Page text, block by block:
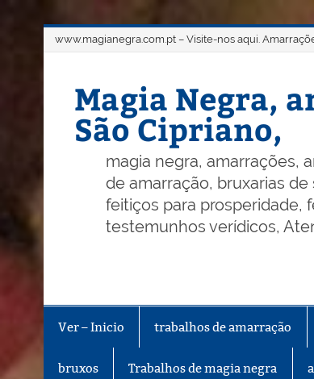
www.magianegra.com.pt – Visite-nos aqui.
Magia Negra,
São Cipriano,
magia negra, amarrações,
de amarração, bruxarias
feitiços para prosperidade,
testemunhos verídicos,
Ver – Inicio trabalhos de amarração
bruxos Trabalhos de magia negra